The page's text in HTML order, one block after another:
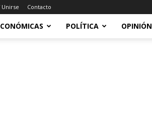
Unirse Contacto
POLÍTICA OPINIÓN